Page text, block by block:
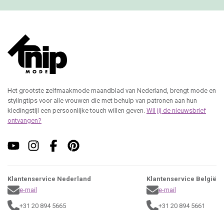
Het grootste zelfmaakmode maandblad van Nederland, brengt mode en
stylingtips voor alle vrouwen die met behulp van patronen aan hun
kledingstijl een persoonlijke touch willen geven. Wil jij de nieuwsbrief
ontvangen?
Klantenservice Nederland
e-mail
+31 20 894 5665
Klantenservice België
e-mail
+31 20 894 5661